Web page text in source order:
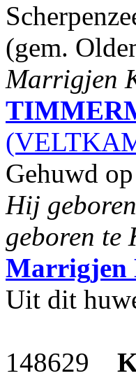
(gem.
Marrigjen
Gehuwd
Hij
geboren te
Marrigjen
Uit dit
148629